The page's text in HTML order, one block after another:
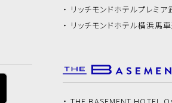
リッチモンドホテルプレミ
リッチモンドホテル横浜馬